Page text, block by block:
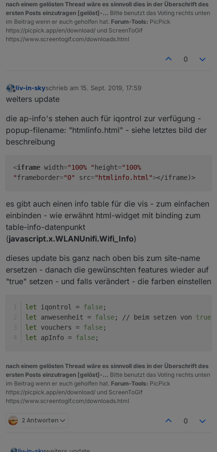
nach einem gelösten Thread wäre es sinnvoll dies in der Überschrift des
ersten Posts einzutragen [gelöst]-... Bitte benutzt das Voting rechts unten
im Beitrag wenn er euch geholfen hat. Forum-Tools: PicPick
https://picpick.app/en/download/ und ScreenToGif
https://www.screentogif.com/downloads.html
0
Offline
liv-in-skyschrieb am 15. Sept. 2019, 17:59
zuletzt editiert von
weiters update
die ap-info's stehen auch für iqontrol zur verfügung -
popup-filename: "htmlinfo.html" - siehe letztes bild der
beschreibung
<iframe width="100% "height="100%
"frameborder="0" src="htmlinfo.html"></iframe)>
es gibt auch einen info table für die vis - zum einfachen
einbinden - wie erwähnt html-widget mit binding zum
table-info-datenpunkt
(javascript.x.WLANUnifi.Wifi_Info)
dieses update bis ganz nach oben bis zum site-name
ersetzen - danach die gewünschten features wieder auf
"true" setzen - und falls verändert - die farben einstellen
let iqontrol = false;
let anwesenheit = false; // beim setzen von true
let vouchers = false;
let apInfo = false;
nach einem gelösten Thread wäre es sinnvoll dies in der Überschrift des
ersten Posts einzutragen [gelöst]-... Bitte benutzt das Voting rechts unten
im Beitrag wenn er euch geholfen hat. Forum-Tools: PicPick
https://picpick.app/en/download/ und ScreenToGif
https://www.screentogif.com/downloads.html
2 Antworten 0